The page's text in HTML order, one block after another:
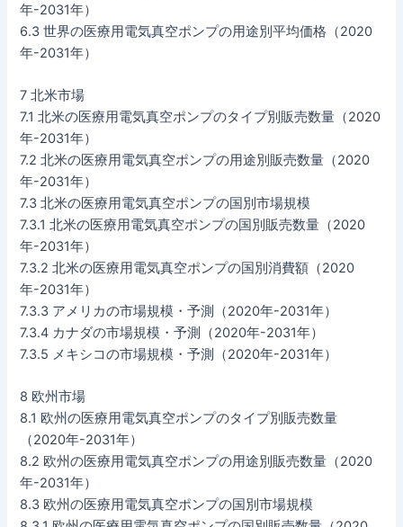
年-2031年）
6.3 世界の医療用電気真空ポンプの用途別平均価格（2020
年-2031年）
7 北米市場
7.1 北米の医療用電気真空ポンプのタイプ別販売数量（2020
年-2031年）
7.2 北米の医療用電気真空ポンプの用途別販売数量（2020
年-2031年）
7.3 北米の医療用電気真空ポンプの国別市場規模
7.3.1 北米の医療用電気真空ポンプの国別販売数量（2020
年-2031年）
7.3.2 北米の医療用電気真空ポンプの国別消費額（2020
年-2031年）
7.3.3 アメリカの市場規模・予測（2020年-2031年）
7.3.4 カナダの市場規模・予測（2020年-2031年）
7.3.5 メキシコの市場規模・予測（2020年-2031年）
8 欧州市場
8.1 欧州の医療用電気真空ポンプのタイプ別販売数量
（2020年-2031年）
8.2 欧州の医療用電気真空ポンプの用途別販売数量（2020
年-2031年）
8.3 欧州の医療用電気真空ポンプの国別市場規模